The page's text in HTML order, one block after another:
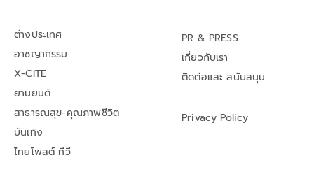
ต่างประเทศ
อาชญากรรม
X-CITE
ยานยนต์
สาธารณสุข-คุณภาพชีวิต
บันเทิง
ไทยโพสต์ ทีวี
PR & PRESS
เกี่ยวกับเรา
ติดต่อและ สนับสนุน
Privacy Policy